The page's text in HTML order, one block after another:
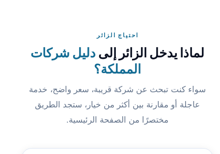
احتياج الزائر
لماذا يدخل الزائر إلىدليل شركات
المملكة؟
سواء كنت تبحث عن شركة قريبة، سعر واضح، خدمة
عاجلة أو مقارنة بين أكثر من خيار، ستجد الطريق
مختصرًا من الصفحة الرئيسية.